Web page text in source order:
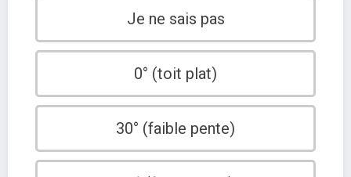
Je ne sais pas
0° (toit plat)
30° (faible pente)